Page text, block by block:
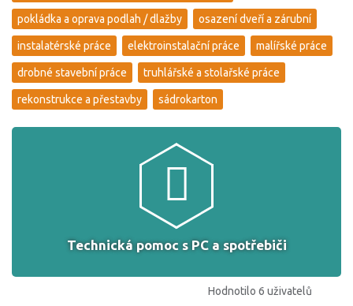
pokládka a oprava podlah / dlažby osazení dveří a zárubní
instalatérské práce elektroinstalační práce malířské práce
drobné stavební práce truhlářské a stolařské práce
rekonstrukce a přestavby sádrokarton
Technická pomoc s PC a spotřebiči
Hodnotilo 6 uživatelů